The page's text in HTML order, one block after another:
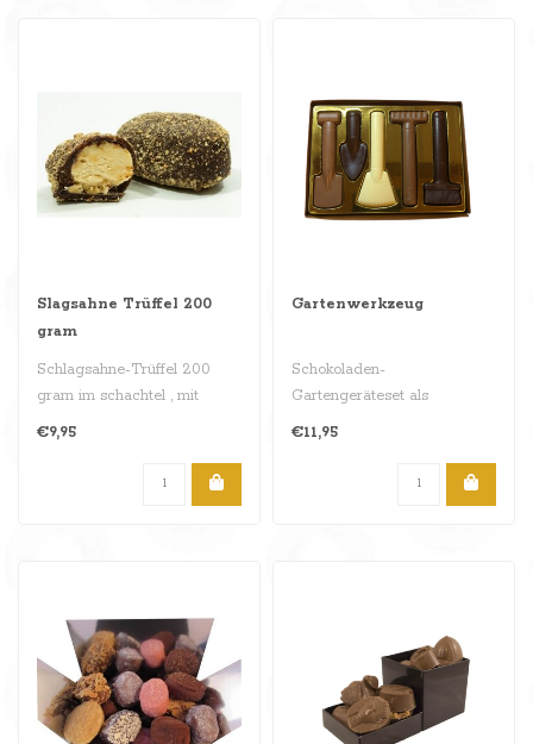
Slagsahne Trüffel 200
gram
Schlagsahne-Trüffel 200
gram im schachtel , mit
Alcoholische gesmäck..
€9,95
Gartenwerkzeug
Schokoladen-
Gartengeräteset als
Geschenk ! Erhältlich in den
€11,95